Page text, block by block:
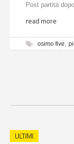
Post partita
read more
osimo five
ULTIMI